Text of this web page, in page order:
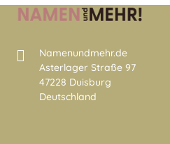
Namenundmehr.de
Asterlager Straße 97
47228 Duisburg
Deutschland